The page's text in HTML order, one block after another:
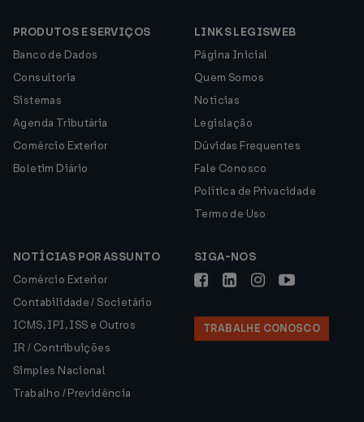
PRODUTOS E SERVIÇOS
Banco de Dados
Consultoria
Sistemas
Agenda Tributária
Comércio Exterior
Boletim Diário
LINKS LEGISWEB
Página Inicial
Quem Somos
Notícias
Legislação
Dúvidas Frequentes
Fale Conosco
Política de Privacidade
Termo de Uso
NOTÍCIAS POR ASSUNTO
Comércio Exterior
Contabilidade / Societário
ICMS, IPI, ISS e Outros
IR / Contribuições
Simples Nacional
Trabalho / Previdência
SIGA-NOS
TRABALHE CONOSCO